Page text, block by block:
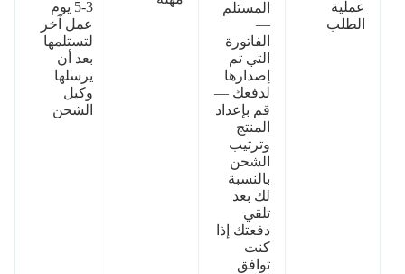
عملية
الطلب
المستلم
—
الفاتورة
التي تم
إصدارها
لدفعك —
قم بإعداد
المنتج
وترتيب
الشحن
بالنسبة
لك بعد
تلقي
دفعتك إذا
كنت
توافق
3-5 يوم
عمل آخر
لتستلمها
بعد أن
يرسلها
وكيل
الشحن